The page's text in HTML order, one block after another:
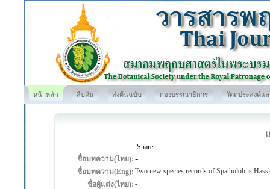
หน้าหลัก สืบค้น ส่งต้นฉบับ กองบรรณาธิการ วัตถุประสงค์แ
Share
ชื่อบทความ(ไทย): -
ชื่อบทความ(Eng): Two new species records of Spatholobus
ชื่อผู้แต่ง(ไทย): -